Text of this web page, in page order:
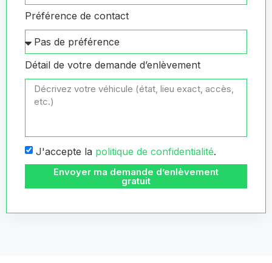
Préférence de contact
Détail de votre demande d’enlèvement
J'accepte la politique de confidentialité.
Envoyer ma demande d’enlèvement
gratuit